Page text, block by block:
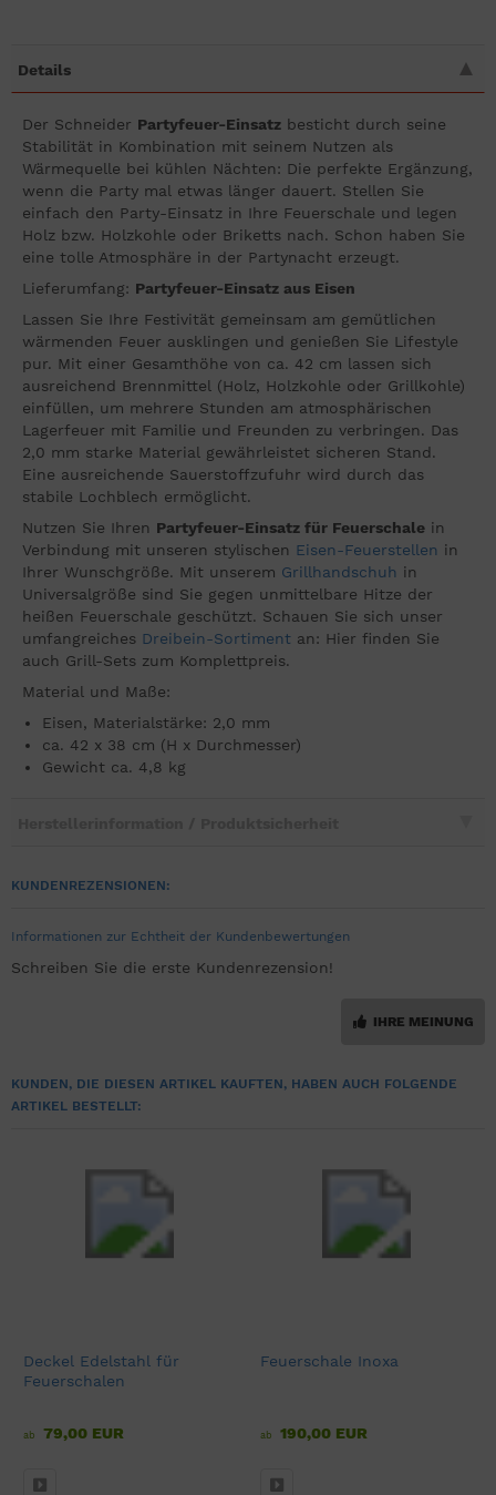
Details
Der Schneider Partyfeuer-Einsatz besticht durch seine
Stabilität in Kombination mit seinem Nutzen als
Wärmequelle bei kühlen Nächten: Die perfekte Ergänzung,
wenn die Party mal etwas länger dauert. Stellen Sie
einfach den Party-Einsatz in Ihre Feuerschale und legen
Holz bzw. Holzkohle oder Briketts nach. Schon haben Sie
eine tolle Atmosphäre in der Partynacht erzeugt.
Lieferumfang: Partyfeuer-Einsatz aus Eisen
Lassen Sie Ihre Festivität gemeinsam am gemütlichen
wärmenden Feuer ausklingen und genießen Sie Lifestyle
pur. Mit einer Gesamthöhe von ca. 42 cm lassen sich
ausreichend Brennmittel (Holz, Holzkohle oder Grillkohle)
einfüllen, um mehrere Stunden am atmosphärischen
Lagerfeuer mit Familie und Freunden zu verbringen. Das
2,0 mm starke Material gewährleistet sicheren Stand.
Eine ausreichende Sauerstoffzufuhr wird durch das
stabile Lochblech ermöglicht.
Nutzen Sie Ihren Partyfeuer-Einsatz für Feuerschale in
Verbindung mit unseren stylischen Eisen-Feuerstellen in
Ihrer Wunschgröße. Mit unserem Grillhandschuh in
Universalgröße sind Sie gegen unmittelbare Hitze der
heißen Feuerschale geschützt. Schauen Sie sich unser
umfangreiches Dreibein-Sortiment an: Hier finden Sie
auch Grill-Sets zum Komplettpreis.
Material und Maße:
Eisen, Materialstärke: 2,0 mm
ca. 42 x 38 cm (H x Durchmesser)
Gewicht ca. 4,8 kg
KUNDENREZENSIONEN:
Informationen zur Echtheit der Kundenbewertungen
Schreiben Sie die erste Kundenrezension!
IHRE MEINUNG
KUNDEN, DIE DIESEN ARTIKEL KAUFTEN, HABEN AUCH FOLGENDE
ARTIKEL BESTELLT:
Deckel Edelstahl für
Feuerschalen
ab 79,00 EUR
Feuerschale Inoxa
ab 190,00 EUR